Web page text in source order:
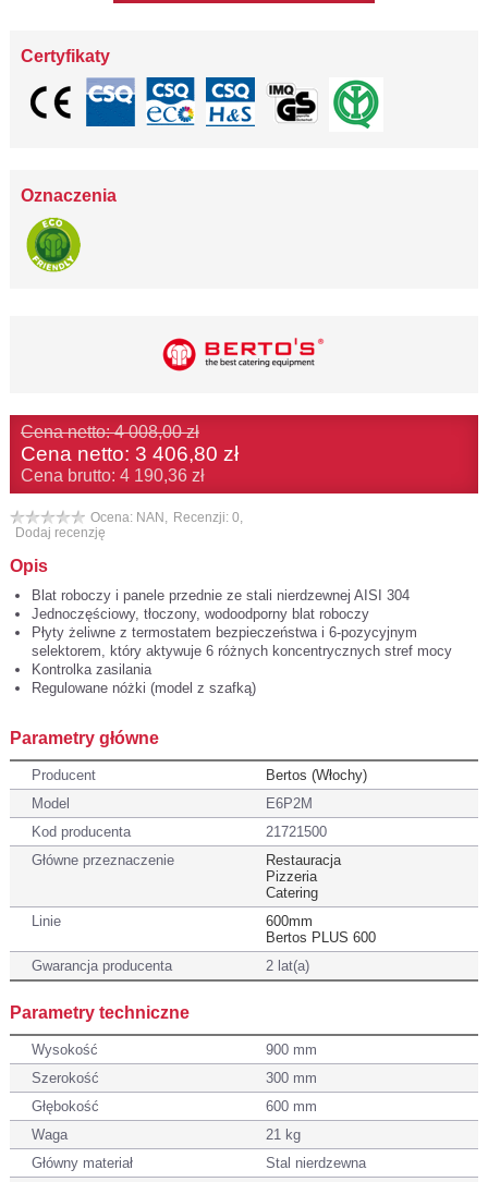
Certyfikaty
Oznaczenia
Cena netto: 4 008,00 zł
Cena netto: 3 406,80 zł
Cena brutto: 4 190,36 zł
Ocena: NAN, Recenzji: 0,
Dodaj recenzję
Opis
Blat roboczy i panele przednie ze stali nierdzewnej AISI 304
Jednoczęściowy, tłoczony, wodoodporny blat roboczy
Płyty żeliwne z termostatem bezpieczeństwa i 6-pozycyjnym
selektorem, który aktywuje 6 różnych koncentrycznych stref mocy
Kontrolka zasilania
Regulowane nóżki (model z szafką)
Parametry główne
Producent
Bertos (Włochy)
Model
E6P2M
Kod producenta
21721500
Główne przeznaczenie
Restauracja
Pizzeria
Catering
Linie
600mm
Bertos PLUS 600
Gwarancja producenta
2 lat(a)
Parametry techniczne
Wysokość
900 mm
Szerokość
300 mm
Głębokość
600 mm
Waga
21 kg
Główny materiał
Stal nierdzewna